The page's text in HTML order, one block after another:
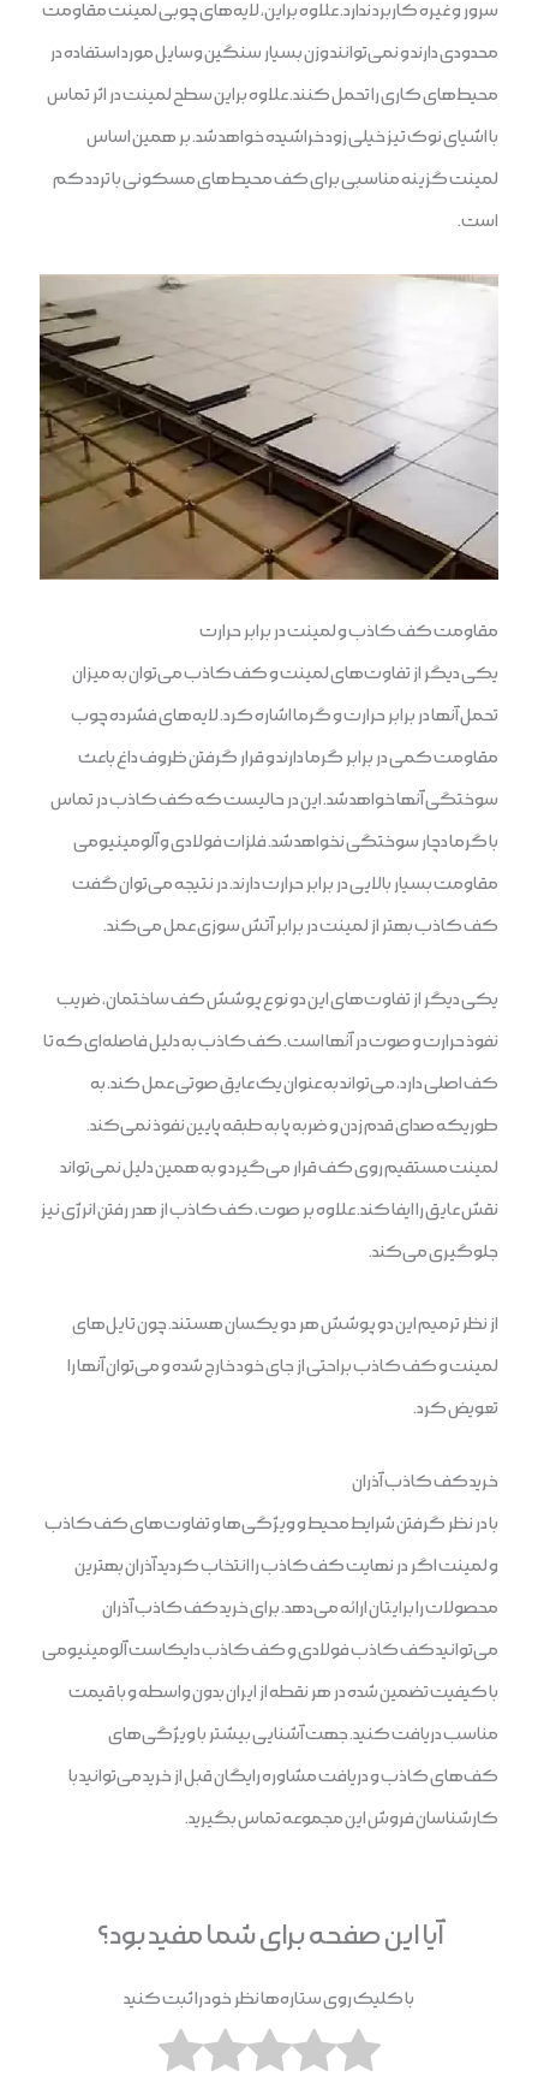
سرور و غیره کاربرد ندارد. علاوه براین، لایه‌های چوبی لمینت مقاومت
محدودی دارند و نمی‌توانند وزن بسیار سنگین وسایل مورد استفاده در
محیط‌های کاری را تحمل کنند. علاوه براین سطح لمینت در اثر تماس
با اشیای نوک تیز خیلی زود خراشیده خواهد شد. بر همین اساس
لمینت گزینه مناسبی برای کف محیط‌های مسکونی با تردد کم
است.
مقاومت کف کاذب و لمینت در برابر حرارت
یکی دیگر از تفاوت‌های لمینت و کف کاذب می‌توان به میزان
تحمل آنها در برابر حرارت و گرما اشاره کرد. لایه‌های فشرده چوب
مقاومت کمی در برابر گرما دارند و قرار گرفتن ظروف داغ باعث
سوختگی آنها خواهد شد. این در حالیست که کف کاذب در تماس
با گرما دچار سوختگی نخواهد شد. فلزات فولادی و آلومینیومی
مقاومت بسیار بالایی در برابر حرارت دارند. در نتیجه می‌توان گفت
کف کاذب بهتر از لمینت در برابر آتش سوزی عمل می‌کند.
یکی دیگر از تفاوت‌های این دو نوع پوشش کف ساختمان، ضریب
نفوذ حرارت و صوت در آنها است. کف کاذب به دلیل فاصله‌ای که تا
کف اصلی دارد، می‌تواند به عنوان یک عایق صوتی عمل کند. به
طوریکه صدای قدم زدن و ضربه پا به طبقه پایین نفوذ نمی‌کند.
لمینت مستقیم روی کف قرار می‌گیرد و به همین دلیل نمی‌تواند
نقش عایق را ایفا کند. علاوه بر صوت، کف کاذب از هدر رفتن انرژی نیز
جلوگیری می‌کند.
از نظر ترمیم این دو پوشش هر دو یکسان هستند. چون تایل‌های
لمینت و کف کاذب براحتی از جای خود خارج شده و می‌توان آنها را
تعویض کرد.
خرید کف کاذب آذران
با در نظر گرفتن شرایط محیط و ویژگی‌ها و تفاوت‌های کف کاذب
و لمینت اگر در نهایت کف کاذب را انتخاب کردید آذران بهترین
محصولات را برایتان ارائه می‌دهد. برای خرید کف کاذب آذران
می‌توانید کف کاذب فولادی و کف کاذب دایکاست آلومینیومی
با کیفیت تضمین شده در هر نقطه از ایران بدون واسطه و با قیمت
مناسب دریافت کنید. جهت آشنایی بیشتر با ویژگی‌های
کف‌های کاذب و دریافت مشاوره رایگان قبل از خرید می‌توانید با
کارشناسان فروش این مجموعه تماس بگیرید.
آیا این صفحه برای شما مفید بود؟
با کلیک روی ستاره‌ها نظر خود را ثبت کنید